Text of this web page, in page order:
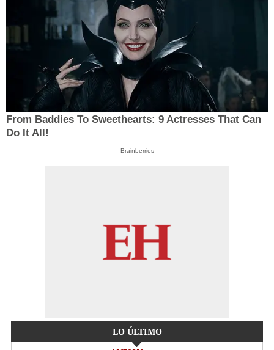
From Baddies To Sweethearts: 9 Actresses That Can
Do It All!
Brainberries
LO ÚLTIMO